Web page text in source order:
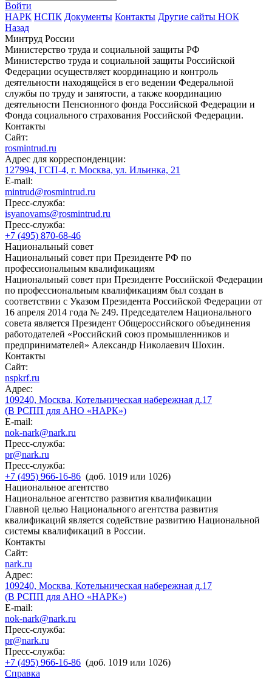
Войти
НАРК НСПК Документы Контакты Другие сайты НОК
Назад
Минтруд России
Министерство труда и социальной защиты РФ
Министерство труда и социальной защиты Российской
Федерации осуществляет координацию и контроль
деятельности находящейся в его ведении Федеральной
службы по труду и занятости, а также координацию
деятельности Пенсионного фонда Российской Федерации и
Фонда социального страхования Российской Федерации.
Контакты
Сайт:
rosmintrud.ru
Адрес для корреспонденции:
127994, ГСП-4, г. Москва, ул. Ильинка, 21
E-mail:
mintrud@rosmintrud.ru
Пресс-служба:
isyanovams@rosmintrud.ru
Пресс-служба:
+7 (495) 870-68-46
Национальный совет
Национальный совет при Президенте РФ по
профессиональным квалификациям
Национальный совет при Президенте Российской Федерации
по профессиональным квалификациям был создан в
соответствии с Указом Президента Российской Федерации от
16 апреля 2014 года № 249. Председателем Национального
совета является Президент Общероссийского объединения
работодателей «Российский союз промышленников и
предпринимателей» Александр Николаевич Шохин.
Контакты
Сайт:
nspkrf.ru
Адрес:
109240, Москва, Котельническая набережная д.17
(В РСПП для АНО «НАРК»)
E-mail:
nok-nark@nark.ru
Пресс-служба:
pr@nark.ru
Пресс-служба:
+7 (495) 966-16-86 (доб. 1019 или 1026)
Национальное агентство
Национальное агентство развития квалификации
Главной целью Национального агентства развития
квалификаций является содействие развитию Национальной
системы квалификаций в России.
Контакты
Сайт:
nark.ru
Адрес:
109240, Москва, Котельническая набережная д.17
(В РСПП для АНО «НАРК»)
E-mail:
nok-nark@nark.ru
Пресс-служба:
pr@nark.ru
Пресс-служба:
+7 (495) 966-16-86 (доб. 1019 или 1026)
Справка